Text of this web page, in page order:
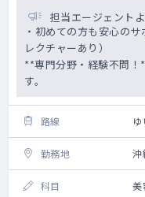
担当エージェント
・初めての方も安心の
レクチャーあり）
**専門分野・経験不問！
す。
路線
勤務地 沖
科目 美